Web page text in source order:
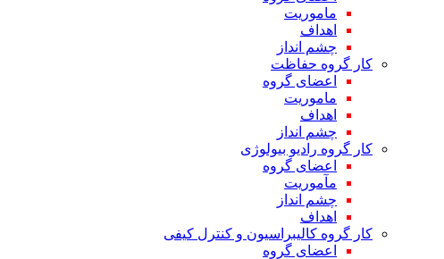
ماموریت
اهداف
چشم انداز
کار گروه حفاظت
اعضای گروه
ماموریت
اهداف
چشم انداز
کار گروه رادیو بیولوژی
اعضای گروه
مآموریت
چشم انداز
اهداف
کار گروه کالیبراسیون و کنترل کیفی
اعضای گروه